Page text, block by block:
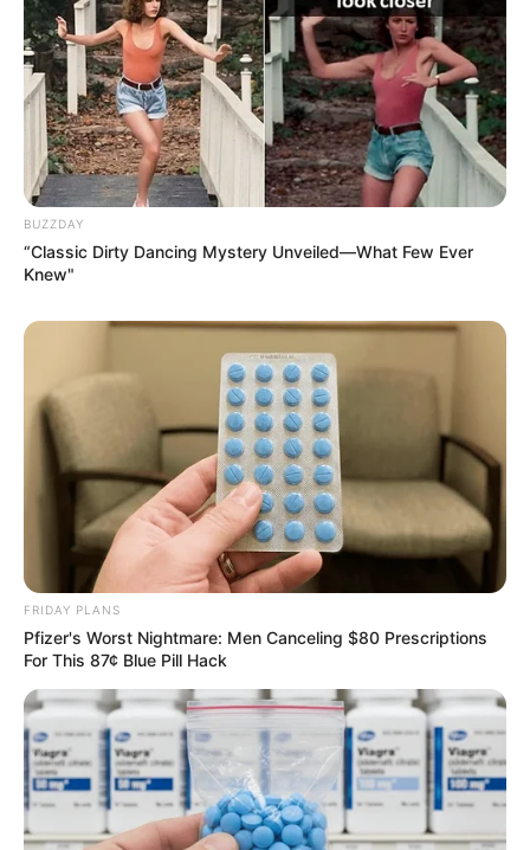
BUZZDAY
“Classic Dirty Dancing Mystery Unveiled—What Few Ever
Knew"
FRIDAY PLANS
Pfizer's Worst Nightmare: Men Canceling $80 Prescriptions
For This 87¢ Blue Pill Hack